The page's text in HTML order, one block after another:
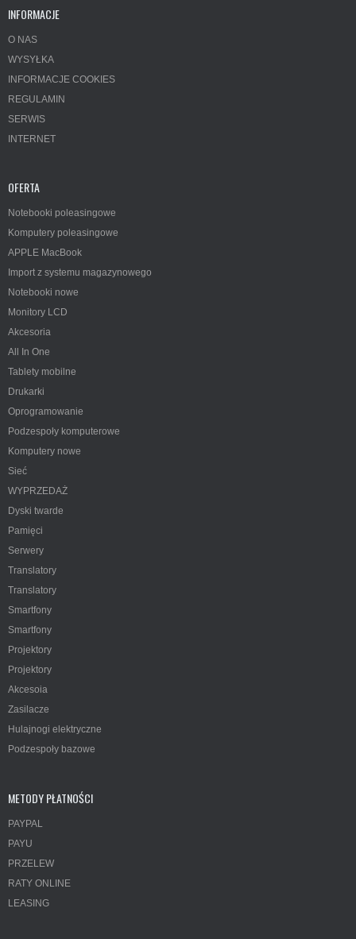
INFORMACJE
O NAS
WYSYŁKA
INFORMACJE COOKIES
REGULAMIN
SERWIS
INTERNET
OFERTA
Notebooki poleasingowe
Komputery poleasingowe
APPLE MacBook
Import z systemu magazynowego
Notebooki nowe
Monitory LCD
Akcesoria
All In One
Tablety mobilne
Drukarki
Oprogramowanie
Podzespoły komputerowe
Komputery nowe
Sieć
WYPRZEDAŻ
Dyski twarde
Pamięci
Serwery
Translatory
Translatory
Smartfony
Smartfony
Projektory
Projektory
Akcesoia
Zasilacze
Hulajnogi elektryczne
Podzespoły bazowe
METODY PŁATNOŚCI
PAYPAL
PAYU
PRZELEW
RATY ONLINE
LEASING